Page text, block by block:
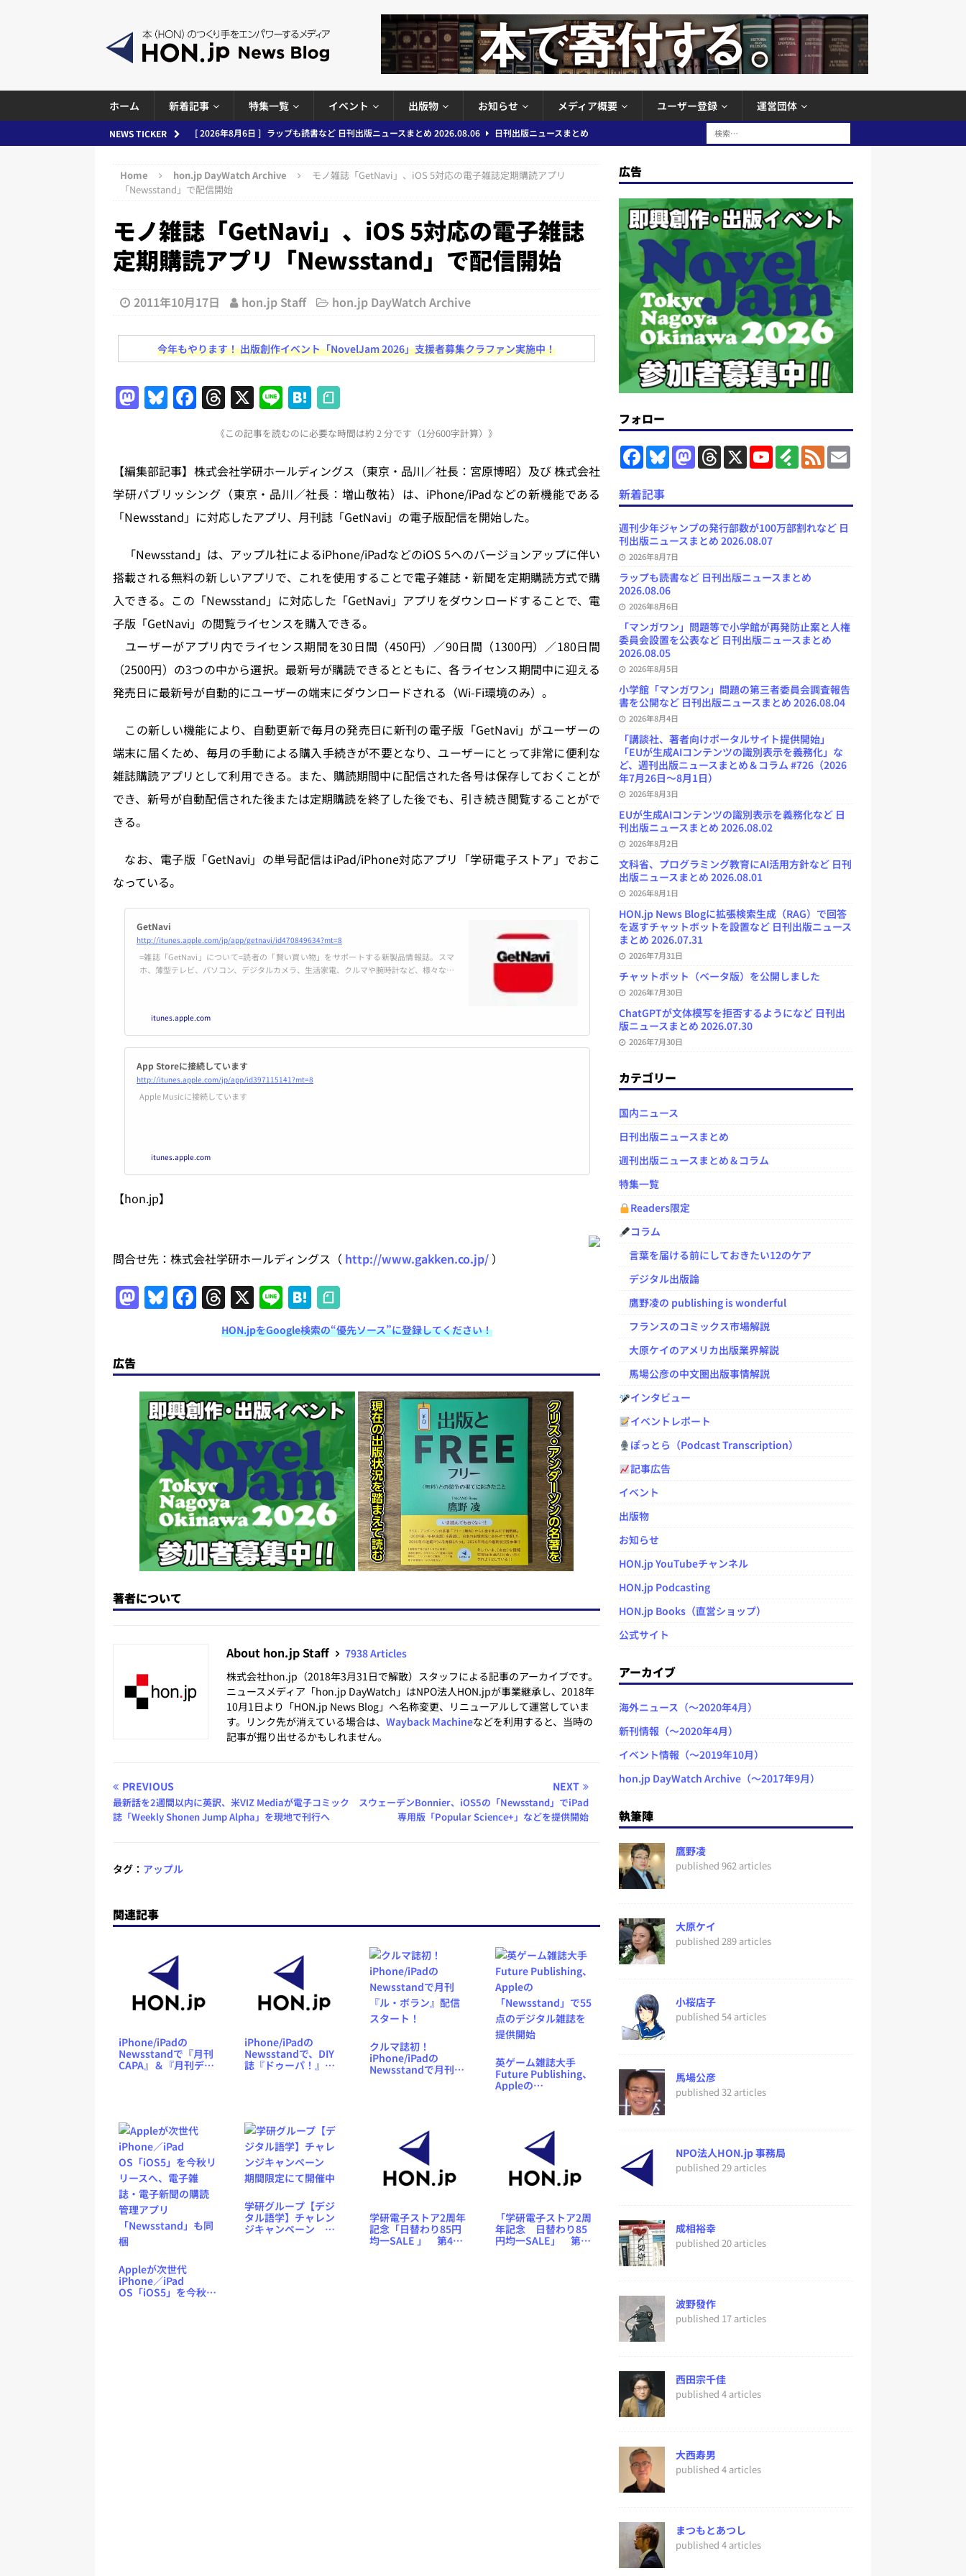
ホーム 新着記事 特集一覧 イベント 出版物 お知らせ メディア概要 ユーザー登録 運営団体
NEWS TICKER [ 2026年8月5日 ] 「マンガワン」問題等で小学館が再発防止案と人権委員会設置を公表など 日刊出版ニュ
[ 2026年8月4日 ] 小学館「マンガワン」問題の第三者委員会調査報告書を公開など 日刊出版ニュースまと
[ 2026年8月3日 ]
「講談社、著者向けポータルサイト提供開始」「EUが生成AIコンテンツの識別表示を義
務化」など、週刊出版ニュースまとめ＆コラム #726（2026年7月26日～8月1日）
週刊出版ニュースま
[ 2026年8月2日 ] EUが生成AIコンテンツの識別表示を義務化など 日刊出版ニュースまとめ 2026.08.02
[ 2026年8月1日 ] 文科省、プログラミング教育にAI活用方針など 日刊出版ニュースまとめ 2026.08.01
[ 2026年7月31日 ] HON.jp News Blogに拡張検索生成（RAG）で回答を返すチャットボットを設置など
[ 2026年7月30日 ] ChatGPTが文体模写を拒否するようになど 日刊出版ニュースまとめ 2026.07.30
日
刊出版ニュースまとめ
[ 2026年8月7日 ]
週刊少年ジャンプの発行部数が100万部割れなど 日刊出版ニュースまとめ 2026.08.07
日刊出版ニュースまとめ
[ 2026年8月6日 ] ラップも読書など 日刊出版ニュースまとめ 2026.08.06 日刊出版ニュースまとめ
Home hon.jp DayWatch Archive
モノ雑誌「GetNavi」、iOS 5対応の電子雑誌定期購読アプリ
「Newsstand」で配信開始
モノ雑誌「GetNavi」、iOS 5対応の電子雑誌
定期購読アプリ「Newsstand」で配信開始
2011年10月17日 hon.jp Staff hon.jp DayWatch Archive
今年もやります！ 出版創作イベント「NovelJam 2026」支援者募集クラファン実施中！
M
o
d
o
Bl
s
k
y
F
e
b
o
k
T
re
a
d
s
X Li
n
e
H
at
e
n
a
《この記事を読むのに必要な時間は約 2 分です（1分600字計算）》
【編集部記事】株式会社学研ホールディングス（東京・品川／社長：宮原博昭）及び 株式会社
学研パブリッシング（東京・品川／社長：増山敬祐）は、iPhone/iPadなどの新機能である
「Newsstand」に対応したアプリ、月刊誌「GetNavi」の電子版配信を開始した。
「Newsstand」は、アップル社によるiPhone/iPadなどのiOS 5へのバージョンアップに伴い
搭載される無料の新しいアプリで、これを使用することで電子雑誌・新聞を定期購読方式で購
入できる。この「Newsstand」に対応した「GetNavi」アプリをダウンロードすることで、電
子版「GetNavi」の閲覧ライセンスを購入できる。
ユーザーがアプリ内でライセンス期間を30日間（450円）／90日間（1300円）／180日間
（2500円）の3つの中から選択。最新号が購読できるとともに、各ライセンス期間中に迎える
発売日に最新号が自動的にユーザーの端末にダウンロードされる（Wi-Fi環境のみ）。
この新しい機能により、自動更新で毎月の発売日に新刊の電子版「GetNavi」がユーザーの
端末に届くため、毎月の手動による購入手続きが不要となり、ユーザーにとって非常に便利な
雑誌購読アプリとして利用できる。また、購読期間中に配信された各号は保存しておくことが
でき、新号が自動配信された後または定期購読を終了した後でも、引き続き閲覧することがで
きる。
なお、電子版「GetNavi」の単号配信はiPad/iPhone対応アプリ「学研電子ストア」でおこ
なっている。
‎GetNavi
http://itunes.apple.com/jp/app/getnavi/id470849634?mt=8
‎=雑誌「GetNavi」について=読者の「賢い買い物」をサポートする新製品情報誌。スマ
ホ、薄型テレビ、パソコン、デジタルカメラ、生活家電、クルマや腕時計など、様々な新
ます...
itunes.apple.com
‎App Storeに接続しています
http://itunes.apple.com/jp/app/id397115141?mt=8
‎Apple Musicに接続しています
itunes.apple.com
【hon.jp】
問合せ先：株式会社学研ホールディングス（ http://www.gakken.co.jp/ ）
M
a
o
d
o
n
Bl
u
s
k
y
F
a
e
b
o
o
k
T
h
re
a
d
s
X Li
n
e
H
at
e
n
a
HON.jpをGoogle検索の“優先ソース”に登録してください！
広告
著者について
About hon.jp Staff
7938 Articles
株式会社hon.jp（2018年3月31日で解散）スタッフによる記事のアーカイブです。
ニュースメディア「hon.jp DayWatch」はNPO法人HON.jpが事業継承し、2018年
10月1日より「HON.jp News Blog」へ名称変更、リニューアルして運営していま
す。リンク先が消えている場合は、 Wayback Machineなどを利用すると、当時の
記事が掘り出せるかもしれません。
PREVIOUS
最新話を2週間以内に英訳、米VIZ Mediaが電子コミック
誌「Weekly Shonen Jump Alpha」を現地で刊行へ
NEXT
スウェーデンBonnier、iOS5の「Newsstand」でiPad
専用版「Popular Science+」などを提供開始
タグ： アップル
関連記事
iPhone/iPadの
Newsstandで『月刊
CAPA』＆『月刊デジ
iPhone/iPadの
Newsstandで、DIY
誌『ドゥーパ！』＆
クルマ誌初！
iPhone/iPadの
Newsstandで月刊
英ゲーム雑誌大手
Future Publishing、
Appleの
Appleが次世代
iPhone／iPad
OS「iOS5」を今秋リ
学研グループ【デジ
タル語学】チャレン
ジキャンペーン 期
学研電子ストア2周年
記念「日替わり85円
均一SALE 」 第4弾
「学研電子ストア2周
年記念 日替わり85
円均一SALE」 第2
広告
フォロー
F
a
e
b
o
o
k
B
l
k
M
a
d
o
n
T
h
d
s
X
Y
o
b
e
C
n
F
e
y
F
e
E
m
新着記事
週刊少年ジャンプの発行部数が100万部割れなど 日
刊出版ニュースまとめ 2026.08.07
2026年8月7日
ラップも読書など 日刊出版ニュースまとめ
2026.08.06
2026年8月6日
「マンガワン」問題等で小学館が再発防止案と人権
委員会設置を公表など 日刊出版ニュースまとめ
2026.08.05
2026年8月5日
小学館「マンガワン」問題の第三者委員会調査報告
書を公開など 日刊出版ニュースまとめ 2026.08.04
2026年8月4日
「講談社、著者向けポータルサイト提供開始」
「EUが生成AIコンテンツの識別表示を義務化」な
ど、週刊出版ニュースまとめ＆コラム #726（2026
年7月26日～8月1日）
2026年8月3日
EUが生成AIコンテンツの識別表示を義務化など 日
刊出版ニュースまとめ 2026.08.02
2026年8月2日
文科省、プログラミング教育にAI活用方針など 日刊
出版ニュースまとめ 2026.08.01
2026年8月1日
HON.jp News Blogに拡張検索生成（RAG）で回答
を返すチャットボットを設置など 日刊出版ニュース
まとめ 2026.07.31
2026年7月31日
チャットボット（ベータ版）を公開しました
2026年7月30日
ChatGPTが文体模写を拒否するようになど 日刊出
版ニュースまとめ 2026.07.30
2026年7月30日
カテゴリー
国内ニュース
日刊出版ニュースまとめ
週刊出版ニュースまとめ＆コラム
特集一覧
Readers限定
コラム
言葉を届ける前にしておきたい12のケア
デジタル出版論
鷹野凌の publishing is wonderful
フランスのコミックス市場解説
大原ケイのアメリカ出版業界解説
馬場公彦の中文圏出版事情解説
インタビュー
イベントレポート
ぽっとら（Podcast Transcription）
記事広告
イベント
出版物
お知らせ
HON.jp YouTubeチャンネル
HON.jp Podcasting
HON.jp Books（直営ショップ）
公式サイト
アーカイブ
海外ニュース（～2020年4月）
新刊情報（～2020年4月）
イベント情報（～2019年10月）
hon.jp DayWatch Archive（～2017年9月）
執筆陣
鷹野凌
published 962 articles
大原ケイ
published 289 articles
小桜店子
published 54 articles
馬場公彦
published 32 articles
NPO法人HON.jp 事務局
published 29 articles
成相裕幸
published 20 articles
波野發作
published 17 articles
西田宗千佳
published 4 articles
大西寿男
published 4 articles
まつもとあつし
published 4 articles